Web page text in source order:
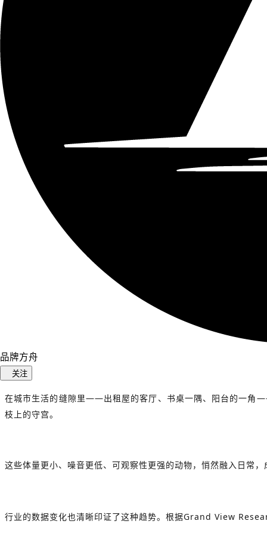
品牌方舟
关注
在城市生活的缝隙里——出租屋的客厅、书桌一隅、阳台的一角
枝上的守宫。
这些体量更小、噪音更低、可观察性更强的动物，悄然融入日常
行业的数据变化也清晰印证了这种趋势。根据Grand View